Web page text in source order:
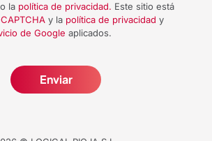
la política de privacidad. Este sitio está
y la política de privacidad y
de Google aplicados.
Enviar